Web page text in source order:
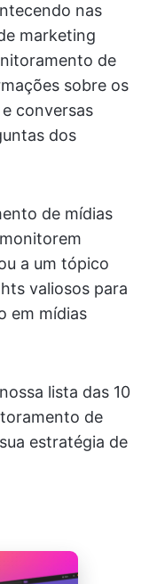
nas
marketing
de
sobre os
conversas
dos
de mídias
a um tópico
valiosos para
em mídias
lista das 10
de
estratégia de